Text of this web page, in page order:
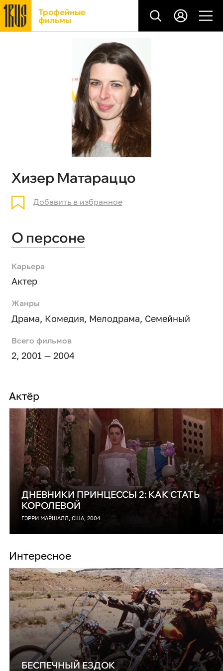
Трофейные
фильмы
Хизер Матараццо
Добавить в избранное
О персоне
Карьера
Актер
Жанры
Драма, Комедия, Мелодрама, Семейный
Всего фильмов
2, 2001 — 2004
Актёр
ДНЕВНИКИ ПРИНЦЕССЫ 2: КАК СТАТЬ
КОРОЛЕВОЙ
ГЭРРИ МАРШАЛЛ, США, 2004
Интересное
БЕСПЕЧНЫЙ ЕЗДОК